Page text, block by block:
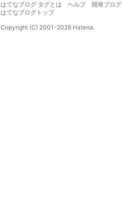
はてなブログ タグとは
ヘルプ
開発ブログ
はてなブログトップ
Copyright (C) 2001-2026 Hatena.